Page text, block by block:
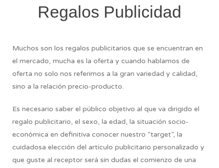
Regalos Publicidad
Muchos son los regalos publicitarios que se encuentran en
el mercado, mucha es la oferta y cuando hablamos de
oferta no solo nos referimos a la gran variedad y calidad,
sino a la relación precio-producto.
Es necesario saber el público objetivo al que va dirigido el
regalo publicitario, el sexo, la edad, la situación socio-
económica en definitiva conocer nuestro “target”, la
cuidadosa elección del artículo publicitario personalizado y
que guste al receptor será sin dudas el comienzo de una